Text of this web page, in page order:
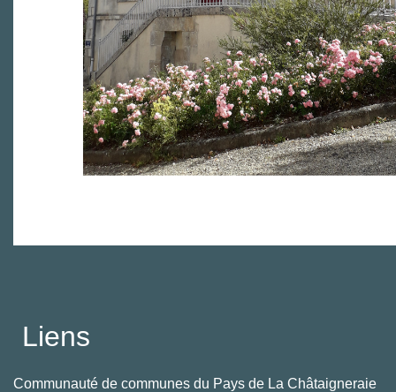
Liens
Communauté de communes du Pays de La Châtaigneraie